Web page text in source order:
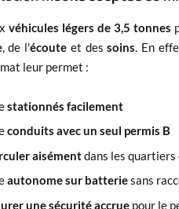
véhicules légers de 3,5 tonnes
, de l'écoute et dessoins. En
leur permet :
stationnés facilement
conduits avec un seul permis B
aisémentdans les quartiers
autonome sur batteriesans
une sécurité accruepour le